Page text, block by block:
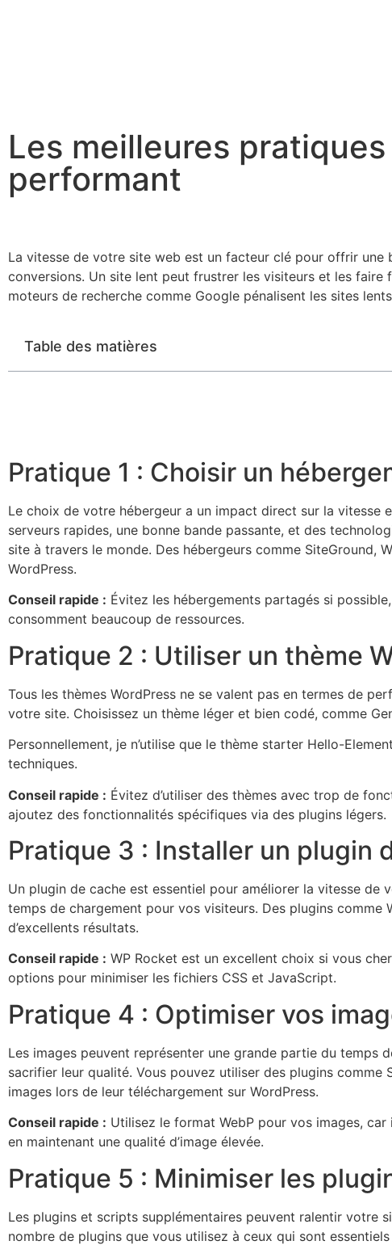
Les meilleures
performant
La vitesse de votre site web est un facteur clé pour offrir une
conversions. Un site lent peut frustrer les visiteurs et les faire
moteurs de recherche comme Google pénalisent les sites
Table des matières
Pratique 1 : Choisir un
Le choix de votre hébergeur a un impact direct sur la
serveurs rapides, une bonne bande passante, et des
site à travers le monde. Des hébergeurs comme SiteGround,
WordPress.
Conseil rapide : Évitez les hébergements partagés si
consomment beaucoup de ressources.
Pratique 2 : Utiliser un thème
Tous les thèmes WordPress ne se valent pas en termes de
votre site. Choisissez un thème léger et bien codé, comme
Personnellement, je n’utilise que le thème starter Hello-
techniques.
Conseil rapide : Évitez d’utiliser des thèmes avec trop de
ajoutez des fonctionnalités spécifiques via des plugins légers.
Pratique 3 : Installer un plugin
Un plugin de cache est essentiel pour améliorer la vitesse
temps de chargement pour vos visiteurs. Des plugins
d’excellents résultats.
Conseil rapide : WP Rocket est un excellent choix si vous
options pour minimiser les fichiers CSS et JavaScript.
Pratique 4 : Optimiser vos
Les images peuvent représenter une grande partie du temps
sacrifier leur qualité. Vous pouvez utiliser des plugins
images lors de leur téléchargement sur WordPress.
Conseil rapide : Utilisez le format WebP pour vos images,
en maintenant une qualité d’image élevée.
Pratique 5 : Minimiser les
Les plugins et scripts supplémentaires peuvent ralentir votre
nombre de plugins que vous utilisez à ceux qui sont